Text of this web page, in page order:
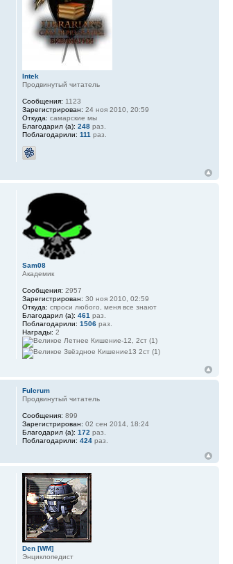
Intek
Продвинутый читатель
Сообщения: 1123
Зарегистрирован: 24 ноя 2010, 20:59
Откуда: самарские мы
Благодарил (а): 248раз.
Поблагодарили: 111 раз.
Sam08
Академик
Сообщения: 2957
Зарегистрирован: 30 ноя 2010, 02:59
Откуда: спроси любого, меня все знают
Благодарил (а): 461 раз.
Поблагодарили: 1506раз.
Награды: 2
Fulcrum
Продвинутый читатель
Сообщения: 899
Зарегистрирован: 02 сен 2014, 18:24
Благодарил (а): 172 раз.
Поблагодарили: 424раз.
Den [WM]
Энциклопедист